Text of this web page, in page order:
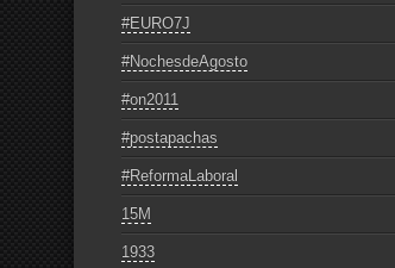
#EURO7J
#NochesdeAgosto
#on2011
#postapachas
#ReformaLaboral
15M
1933